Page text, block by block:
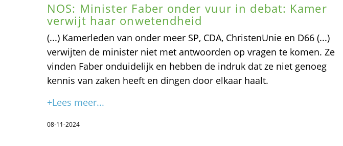
NOS: Minister Faber onder vuur in debat: Kamer
verwijt haar onwetendheid
(...) Kamerleden van onder meer SP, CDA, ChristenUnie en D66 (...)
verwijten de minister niet met antwoorden op vragen te komen. Ze
vinden Faber onduidelijk en hebben de indruk dat ze niet genoeg
kennis van zaken heeft en dingen door elkaar haalt.
+Lees meer...
08-11-2024